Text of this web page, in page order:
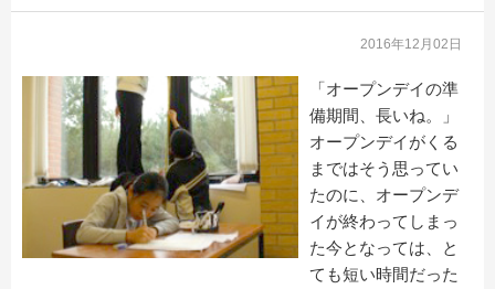
2016年12月02日
「オープンデイの準
備期間、長いね。」
オープンデイがくる
まではそう思ってい
たのに、オープンデ
イが終わってしまっ
た今となっては、と
ても短い時間だった